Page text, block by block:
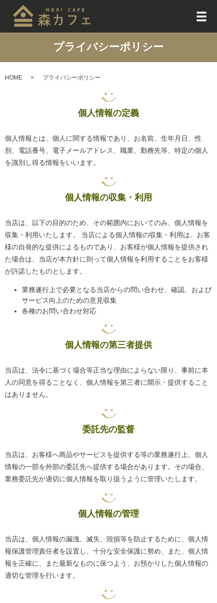
メ
プライバシーポリシー
HOME プライバシーポリシー
個人情報の定義
個人情報とは、個人に関する情報であり、お名前、生年月日、性
別、電話番号、電子メールアドレス、職業、勤務先等、特定の個人
を識別し得る情報をいいます。
個人情報の収集・利用
当店は、以下の目的のため、その範囲内においてのみ、個人情報を
収集・利用いたします。 当店による個人情報の収集・利用は、お客
様の自発的な提供によるものであり、お客様が個人情報を提供され
た場合は、当店が本方針に則って個人情報を利用することをお客様
が許諾したものとします。
業務遂行上で必要となる当店からの問い合わせ、確認、および
サービス向上のための意見収集
各種のお問い合わせ対応
個人情報の第三者提供
当店は、法令に基づく場合等正当な理由によらない限り、事前に本
人の同意を得ることなく、個人情報を第三者に開示・提供すること
はありません。
委託先の監督
当店は、お客様へ商品やサービスを提供する等の業務遂行上、個人
情報の一部を外部の委託先へ提供する場合があります。その場合、
業務委託先が適切に個人情報を取り扱うように管理いたします。
個人情報の管理
当店は、個人情報の漏洩、滅失、毀損等を防止するために、個人情
報保護管理責任者を設置し、十分な安全保護に努め、また、個人情
報を正確に、また最新なものに保つよう、お預かりした個人情報の
適切な管理を行います。